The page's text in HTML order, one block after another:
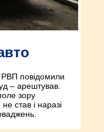
повідомили
– арештував.
зору
став і наразі